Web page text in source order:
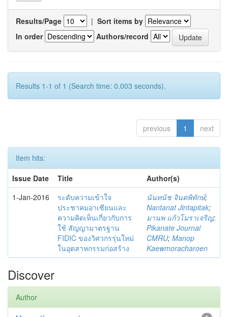
Results/Page | Sort items by
In order
Authors/record
Results 1-1 of 1 (Search time: 0.003 seconds).
previous 1 next
Item hits:
Issue Date
Title
Author(s)
1-Jan-2016
ระดับความเข้าใจ
ประชาคมอาเซียนและ
ความคิดเห็นเกี่ยวกับการ
ใช้ สัญญามาตรฐาน
FIDIC ของวิศวกรรุ่นใหม่
ในอุตสาหกรรมก่อสร้าง
นันทนัช จินตพิทักษ์;
Nantanat Jintapitak;
มานพ แก้วโมราเจริญ;
Pikanate Journal
CMRU; Manop
Kaewmoracharoen
Discover
Author